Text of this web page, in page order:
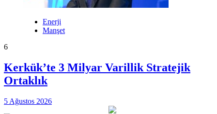
Enerji
Manşet
6
Kerkük’te 3 Milyar Varillik Stratejik
Ortaklık
5 Ağustos 2026